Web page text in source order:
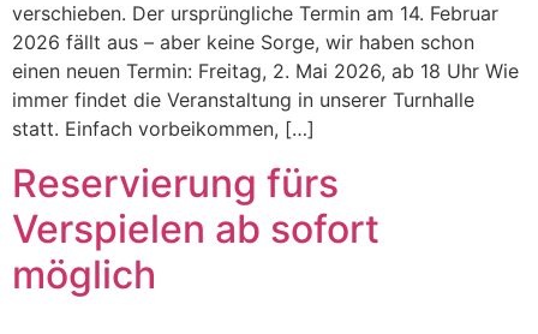
verschieben. Der ursprüngliche Termin am 14. Februar
2026 fällt aus – aber keine Sorge, wir haben schon
einen neuen Termin: Freitag, 2. Mai 2026, ab 18 Uhr Wie
immer findet die Veranstaltung in unserer Turnhalle
statt. Einfach vorbeikommen, […]
Reservierung fürs
Verspielen ab sofort
möglich